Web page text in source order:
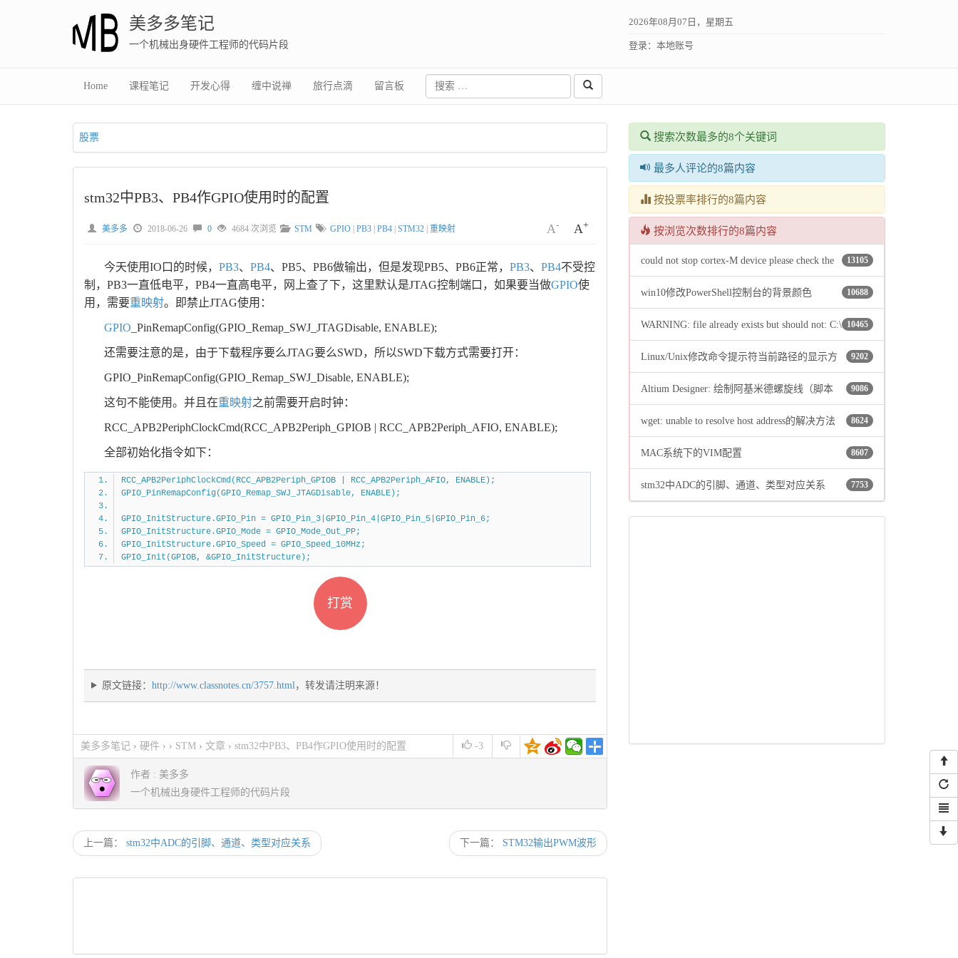
美多多笔记
一个机械出身硬件工程师的代码片段
2026年08月07日，星期五
登录： 本地账号
Home 课程笔记 开发心得 缠中说禅 旅行点滴 留言板
股票
stm32中PB3、PB4作GPIO使用时的配置
A- A+
美多多 2018-06-26 0 4684 次浏览 STM GPIO PB3 PB4 STM32 重映射
今天使用IO口的时候， PB3、 PB4、PB5、PB6做输出，但是发现PB5、PB6正常， PB3、 PB4不受控
制，PB3一直低电平，PB4一直高电平，网上查了下，这里默认是JTAG控制端口，如果要当做GPIO使
用，需要重映射。即禁止JTAG使用：
GPIO _PinRemapConfig(GPIO_Remap_SWJ_JTAGDisable, ENABLE);
还需要注意的是，由于下载程序要么JTAG要么SWD，所以SWD下载方式需要打开：
GPIO_PinRemapConfig(GPIO_Remap_SWJ_Disable, ENABLE);
这句不能使用。并且在重映射之前需要开启时钟：
RCC_APB2PeriphClockCmd(RCC_APB2Periph_GPIOB | RCC_APB2Periph_AFIO, ENABLE);
全部初始化指令如下：
RCC_APB2PeriphClockCmd(RCC_APB2Periph_GPIOB | RCC_APB2Periph_AFIO, ENABLE);
GPIO_PinRemapConfig(GPIO_Remap_SWJ_JTAGDisable, ENABLE);
GPIO_InitStructure.GPIO_Pin = GPIO_Pin_3|GPIO_Pin_4|GPIO_Pin_5|GPIO_Pin_6;
GPIO_InitStructure.GPIO_Mode = GPIO_Mode_Out_PP;
GPIO_InitStructure.GPIO_Speed = GPIO_Speed_10MHz;
GPIO_Init(GPIOB, &GPIO_InitStructure);
打赏
原文链接： http://www.classnotes.cn/3757.html，转发请注明来源！
-3
美多多笔记 › 硬件 › › STM › 文章 › stm32中PB3、PB4作GPIO使用时的配置
作者 : 美多多
一个机械出身硬件工程师的代码片段
上一篇： stm32中ADC的引脚、通道、类型对应关系 下一篇： STM32输出PWM波形
搜索次数最多的8个关键词
最多人评论的8篇内容
按投票率排行的8篇内容
按浏览次数排行的8篇内容
13105
could not stop cortex-M device please check the
jtag cable 10688
win10修改PowerShell控制台的背景颜色
10465
WARNING: file already exists but should not: C:\
…\…\…\Local\Temp\_MEI58962\include\pyconfig.h9202
Linux/Unix修改命令提示符当前路径的显示方
式 9086
Altium Designer: 绘制阿基米德螺旋线（脚本
法） 8624
wget: unable to resolve host address的解决方法
8607
MAC系统下的VIM配置
7753
stm32中ADC的引脚、通道、类型对应关系